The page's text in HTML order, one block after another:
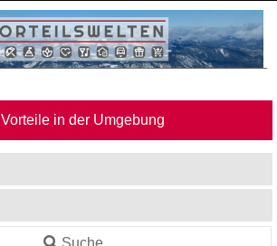
Vorteile in der Umgebung